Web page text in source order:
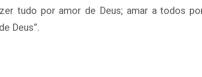
tudo por amor de Deus; amar a todos
Deus”.